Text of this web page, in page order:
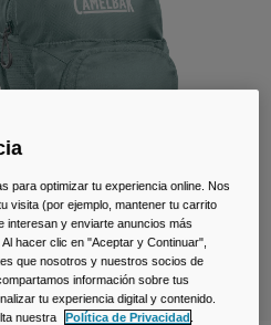
para optimizar tu experiencia online. Nos
visita (por ejemplo, mantener tu carrito
interesan y enviarte anuncios más
hacer clic en "Aceptar y Continuar",
que nosotros y nuestros socios de
información sobre tus
tu experiencia digital y contenido.
nuestra
Política de Privacidad